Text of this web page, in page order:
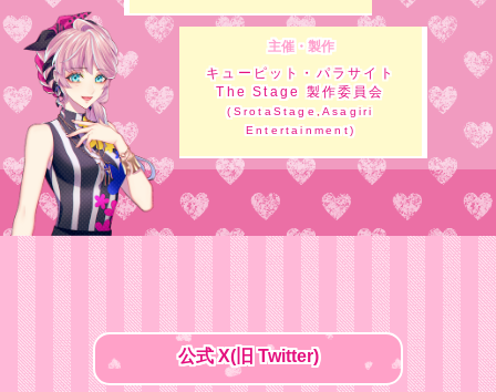
主催・製作
キューピット・パラサイト
The Stage 製作委員会
(SrotaStage,Asagiri
Entertainment)
公式 X(旧 Twitter)